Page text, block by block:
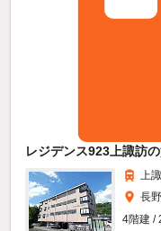
レジデンス923上諏訪
上
長
4階建 /